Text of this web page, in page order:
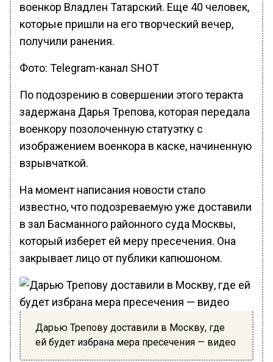
военкор Владлен Татарский. Еще 40 человек,
которые пришли на его творческий вечер,
получили ранения.
Фото: Telegram-канал SHOT
По подозрению в совершении этого теракта
задержана Дарья Трепова, которая передала
военкору позолоченную статуэтку с
изображением военкора в каске, начиненную
взрывчаткой.
На момент написания новости стало
известно, что подозреваемую уже доставили
в зал Басманного районного суда Москвы,
который изберет ей меру пресечения. Она
закрывает лицо от публики капюшоном.
Дарью Трепову доставили в Москву, где
ей будет избрана мера пресечения — видео